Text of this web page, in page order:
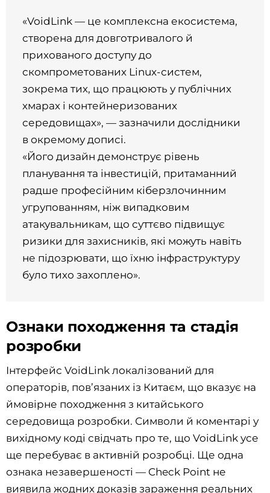
«VoidLink — це комплексна екосистема,
створена для довготривалого й
прихованого доступу до
скомпрометованих Linux-систем,
зокрема тих, що працюють у публічних
хмарах і контейнеризованих
середовищах», — зазначили дослідники
в окремому дописі.
«Його дизайн демонструє рівень
планування та інвестицій, притаманний
радше професійним кіберзлочинним
угрупованням, ніж випадковим
атакувальникам, що суттєво підвищує
ризики для захисників, які можуть навіть
не підозрювати, що їхню інфраструктуру
було тихо захоплено».
Ознаки походження та стадія
розробки
Інтерфейс VoidLink локалізований для
операторів, пов’язаних із Китаєм, що вказує на
ймовірне походження з китайського
середовища розробки. Символи й коментарі у
вихідному коді свідчать про те, що VoidLink усе
ще перебуває в активній розробці. Ще одна
ознака незавершеності — Check Point не
виявила жодних доказів зараження реальних